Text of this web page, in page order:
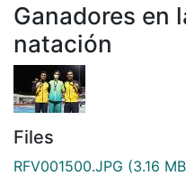
Ganadores en
natación
Files
RFV001500.JPG (3.16